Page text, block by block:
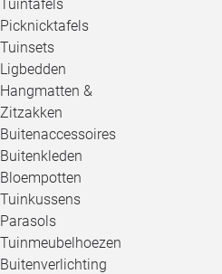
Tuintafels
Picknicktafels
Tuinsets
Ligbedden
Hangmatten &
Zitzakken
Buitenaccessoires
Buitenkleden
Bloempotten
Tuinkussens
Parasols
Tuinmeubelhoezen
Buitenverlichting